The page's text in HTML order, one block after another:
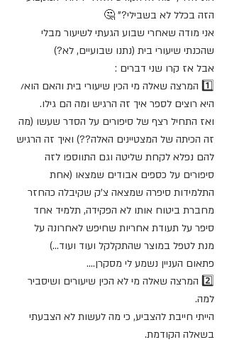
הזה בכלל לא בשבילי?" 🤔
אני מודה שאחרי שבוע הגעתי לשיעור מבלי
שהכנתי שיעורי בית (נתנו שבועיים, לא?)
אבל אז קרו שני דברים :
1️⃣️️ המרצה שאלה מי הכין שיעורי בית והאם הוא/
היא רוצים לספר איך זה הרגיש ומה הם גילו.
ואז התחיל רצף של סיפורים על הסדר שעשו (מה
זה הכיתה של המצטיינים האלה??) ואיך זה הרגיש
להם נפלא לקחת שליטה וגם התווספו לזה
סיפורים על כספים אבודים שמצאו (אחת
התלמידות סיפרה שמצאה צ'ק שקיבלה כהחזר
מחברת ביטוח אותו לא הפקידה, תלמיד אחד
סיפר על תעודת אחריות שחיפש לאחרונה על
מנת לטפל במוצר שהתקלקל ועוד ועוד...)
פתאום העניין נשמע לי מסקרן....
2️⃣️ המרצה שאלה מי לא הכין שיעורים ושיסביר
למה.
הייתי חייבת להצביע, כי מה לעשות לא הצבעתי
בשאלה הקודמת.